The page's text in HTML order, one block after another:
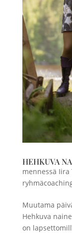
HEHKUVA
mennessä Iira
Muutama
Hehkuva
on